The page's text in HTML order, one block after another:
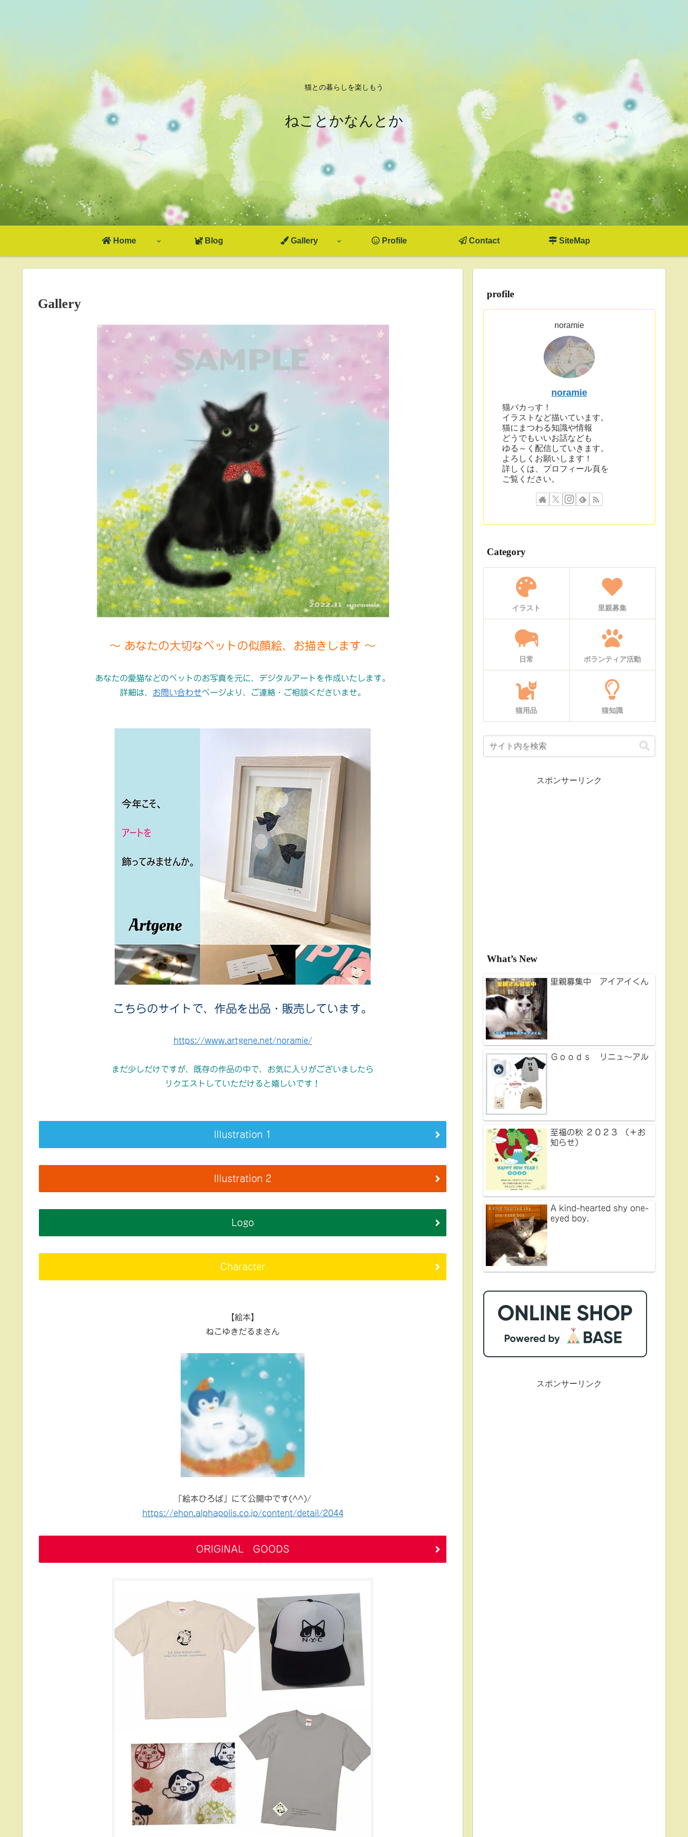
猫との暮らしを楽しもう
ねことかなんとか
Home Blog Gallery Profile Contact SiteMap
Gallery
～ あなたの大切なペットの似顔絵、お描きします ～
あなたの愛猫などのペットのお写真を元に、デジタルアートを作成いたします。
詳細は、 お問い合わせページより、ご連絡・ご相談くださいませ。
こちらのサイトで、作品を出品・販売しています。
https://www.artgene.net/noramie/
まだ少しだけですが、既存の作品の中で、お気に入りがございましたら
リクエストしていただけると嬉しいです！
Illustration 1
Illustration 2
Logo
Character
【絵本】
ねこゆきだるまさん
「絵本ひろば」にて公開中です(^^)/
https://ehon.alphapolis.co.jp/content/detail/2044
ORIGINAL GOODS
profile
noramie
noramie
猫バカっす！
イラストなど描いています。
猫にまつわる知識や情報
どうでもいいお話なども
ゆる～く配信していきます。
よろしくお願いします！
詳しくは、プロフィール頁を
ご覧ください。
Category
イラスト 里親募集
日常 ボランティア活動
猫用品 猫知識
スポンサーリンク
What’s New
里親募集中 アイアイくん
Ｇｏｏｄｓ リニュ～アル
至福の秋 ２０２３ （＋お
知らせ）
A kind-hearted shy one-
eyed boy.
スポンサーリンク